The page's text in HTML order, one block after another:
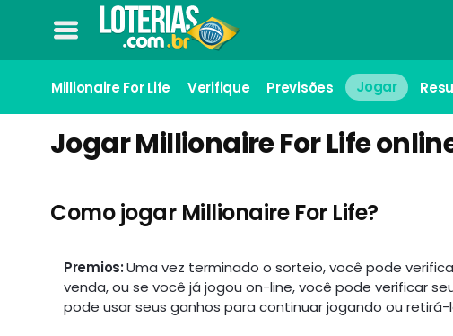
Millionaire For Life Verifique Previsões Jogar
Jogar Millionaire For Life
Como jogar Millionaire For Life?
Premios:Uma vez terminado o sorteio, você pode
venda, ou se você já jogou on-line, você pode verificar
pode usar seus ganhos para continuar jogando ou